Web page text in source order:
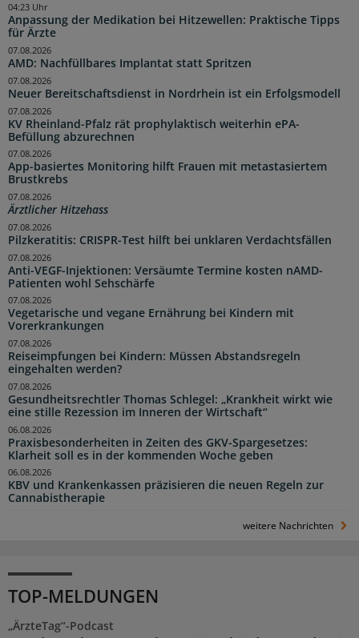
Anpassung der Medikation bei Hitzewellen: Praktische Tipps
für Ärzte
04:23 Uhr
AMD: Nachfüllbares Implantat statt Spritzen
07.08.2026
Neuer Bereitschaftsdienst in Nordrhein ist ein Erfolgsmodell
07.08.2026
KV Rheinland-Pfalz rät prophylaktisch weiterhin ePA-
Befüllung abzurechnen
07.08.2026
App-basiertes Monitoring hilft Frauen mit metastasiertem
Brustkrebs
07.08.2026
Ärztlicher Hitzehass
07.08.2026
Pilzkeratitis: CRISPR-Test hilft bei unklaren Verdachtsfällen
07.08.2026
Anti-VEGF-Injektionen: Versäumte Termine kosten nAMD-
Patienten wohl Sehschärfe
07.08.2026
Vegetarische und vegane Ernährung bei Kindern mit
Vorerkrankungen
07.08.2026
Reiseimpfungen bei Kindern: Müssen Abstandsregeln
eingehalten werden?
07.08.2026
Gesundheitsrechtler Thomas Schlegel: „Krankheit wirkt wie
eine stille Rezession im Inneren der Wirtschaft“
07.08.2026
Praxisbesonderheiten in Zeiten des GKV-Spargesetzes:
Klarheit soll es in der kommenden Woche geben
06.08.2026
KBV und Krankenkassen präzisieren die neuen Regeln zur
Cannabistherapie
06.08.2026
weitere Nachrichten
TOP-MELDUNGEN
„ÄrzteTag“-Podcast